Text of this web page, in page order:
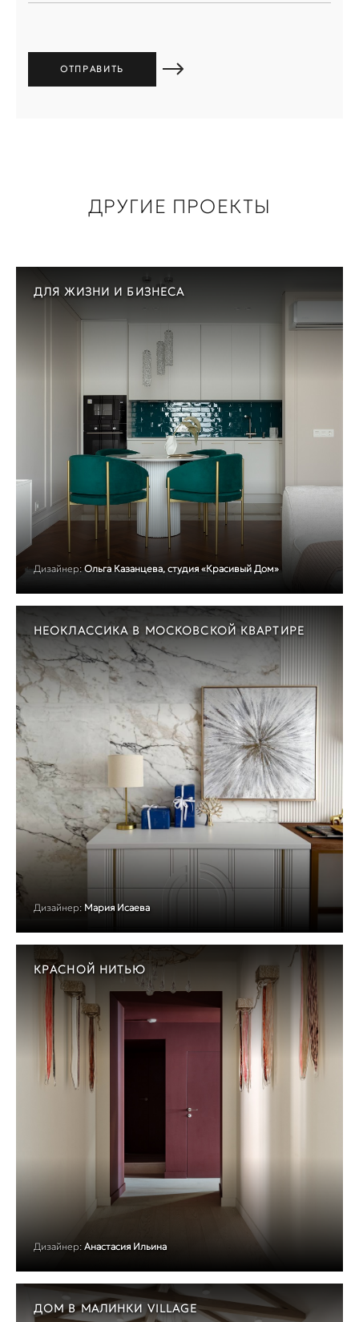
ДРУГИЕ ПРОЕКТЫ
ДЛЯ ЖИЗНИ И БИЗНЕСА
Дизайнер: Ольга Казанцева, студия «Красивый Дом»
НЕОКЛАССИКА В МОСКОВСКОЙ КВАРТИРЕ
Дизайнер: Мария Исаева
КРАСНОЙ НИТЬЮ
Дизайнер: Анастасия Ильина
ДОМ В МАЛИНКИ VILLAGE